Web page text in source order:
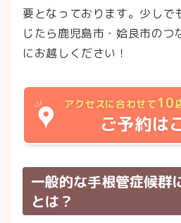
要となっております。少しで
じたら鹿児島市・姶良市のつ
にお越しください！
アクセスに合わせて10
ご予約は
一般的な手根管症候群
とは？